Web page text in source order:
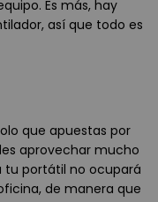
Es más, hay
así que todo es
que apuestas por
aprovechar mucho
tu portátil no ocupará
de manera que